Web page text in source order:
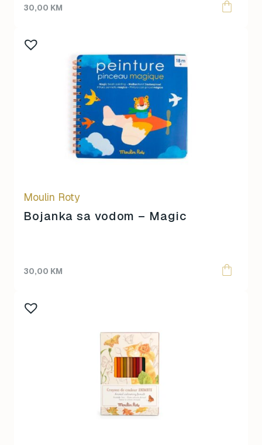
30,00 KM
Moulin Roty
Bojanka sa vodom – Magic
30,00 KM